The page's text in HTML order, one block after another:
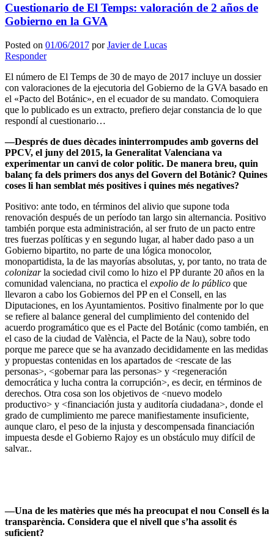
Cuestionario de El Temps: valoración de 2 años de
Gobierno en la GVA
Posted on 01/06/2017 porJavier de Lucas
Responder
El número de El Temps de 30 de mayo de 2017 incluye un dossier
con valoraciones de la ejecutoria del Gobierno de la GVA basado en
el «Pacto del Botánic», en el ecuador de su mandato. Comoquiera
que lo publicado es un extracto, prefiero dejar constancia de lo que
respondí al cuestionario…
––Després de dues dècades ininterrompudes amb governs del
PPCV, el juny del 2015, la Generalitat Valenciana va
experimentar un canvi de color polític. De manera breu, quin
balanç fa dels primers dos anys del Govern del Botànic? Quines
coses li han semblat més positives i quines més negatives?
Positivo: ante todo, en términos del alivio que supone toda
renovación después de un período tan largo sin alternancia. Positivo
también porque esta administración, al ser fruto de un pacto entre
tres fuerzas políticas y en segundo lugar, al haber dado paso a un
Gobierno bipartito, no parte de una lógica monocolor,
monopartidista, la de las mayorías absolutas, y, por tanto, no trata de
colonizarla sociedad civil como lo hizo el PP durante 20 años en la
comunidad valenciana, no practica el expolio de lo público que
llevaron a cabo los Gobiernos del PP en el Consell, en las
Diputaciones, en los Ayuntamientos. Positivo finalmente por lo que
se refiere al balance general del cumplimiento del contenido del
acuerdo programático que es el Pacte del Botánic (como también, en
el caso de la ciudad de València, el Pacte de la Nau), sobre todo
porque me parece que se ha avanzado decididamente en las medidas
y propuestas contenidas en los apartados de <rescate de las
personas>, <gobernar para las personas> y <regeneración
democrática y lucha contra la corrupción>, es decir, en términos de
derechos. Otra cosa son los objetivos de <nuevo modelo
productivo> y <financiación justa y auditoría ciudadana>, donde el
grado de cumplimiento me parece manifiestamente insuficiente,
aunque claro, el peso de la injusta y descompensada financiación
impuesta desde el Gobierno Rajoy es un obstáculo muy difícil de
salvar..
––Una de les matèries que més ha preocupat el nou Consell és la
transparència. Considera que el nivell que s’ha assolit és
suficient?